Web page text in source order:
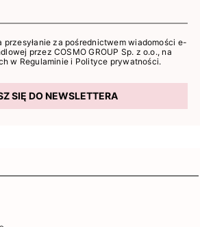
przesyłanie za pośrednictwem wiadomości e-
przez COSMO GROUP Sp. z o.o., na
w Regulaminie i Polityce prywatności.
SIĘ DO NEWSLETTERA